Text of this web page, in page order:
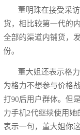
董明珠在接受采
货，相比较第一代的
全部的渠道内铺货，
份。
董大姐还表示格
为格力不想参与价格
打90后用户群体。但
力手机2代继续使用
表示一句，董大姐你